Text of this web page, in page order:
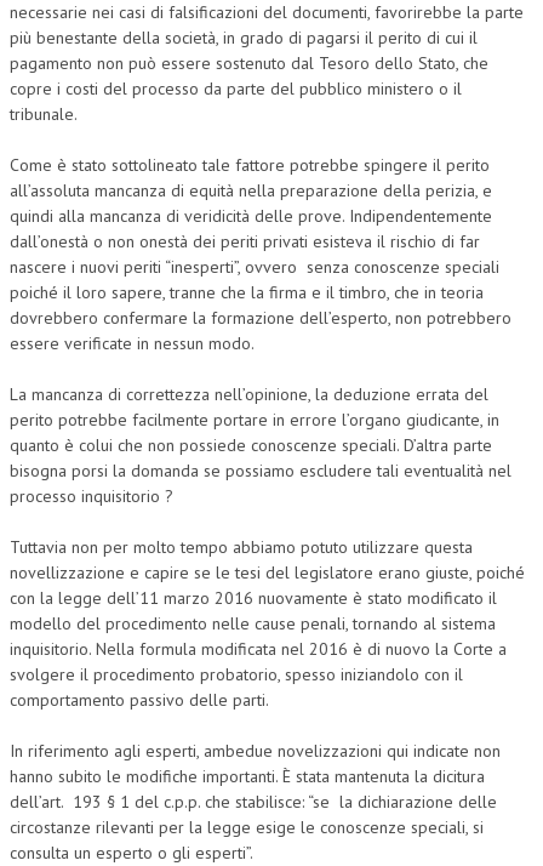
necessarie nei casi di falsificazioni del documenti, favorirebbe la parte
più benestante della società, in grado di pagarsi il perito di cui il
pagamento non può essere sostenuto dal Tesoro dello Stato, che
copre i costi del processo da parte del pubblico ministero o il
tribunale.
Come è stato sottolineato tale fattore potrebbe spingere il perito
all’assoluta mancanza di equità nella preparazione della perizia, e
quindi alla mancanza di veridicità delle prove. Indipendentemente
dall’onestà o non onestà dei periti privati esisteva il rischio di far
nascere i nuovi periti “inesperti”, ovvero senza conoscenze speciali
poiché il loro sapere, tranne che la firma e il timbro, che in teoria
dovrebbero confermare la formazione dell’esperto, non potrebbero
essere verificate in nessun modo.
La mancanza di correttezza nell’opinione, la deduzione errata del
perito potrebbe facilmente portare in errore l’organo giudicante, in
quanto è colui che non possiede conoscenze speciali. D’altra parte
bisogna porsi la domanda se possiamo escludere tali eventualità nel
processo inquisitorio ?
Tuttavia non per molto tempo abbiamo potuto utilizzare questa
novellizzazione e capire se le tesi del legislatore erano giuste, poiché
con la legge dell’11 marzo 2016 nuovamente è stato modificato il
modello del procedimento nelle cause penali, tornando al sistema
inquisitorio. Nella formula modificata nel 2016 è di nuovo la Corte a
svolgere il procedimento probatorio, spesso iniziandolo con il
comportamento passivo delle parti.
In riferimento agli esperti, ambedue novelizzazioni qui indicate non
hanno subito le modifiche importanti. È stata mantenuta la dicitura
dell’art. 193 § 1 del c.p.p. che stabilisce: “se la dichiarazione delle
circostanze rilevanti per la legge esige le conoscenze speciali, si
consulta un esperto o gli esperti”.